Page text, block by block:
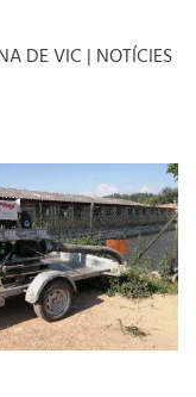
DE VIC | NOTÍCIES